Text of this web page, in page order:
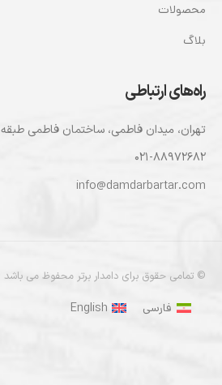
محصولات
بلاگ
راه‌های ارتباطی
تهران، ميدان فاطمی، ساختمان فاطمی طبقه ۷، واحد ۷۶
۰۲۱-۸۸۹۷۲۶۸۲
info@damdarbartar.com
© تمامی حقوق برای دامدار برتر محفوظ می باشد 2026. توسعه با
فارسی
English